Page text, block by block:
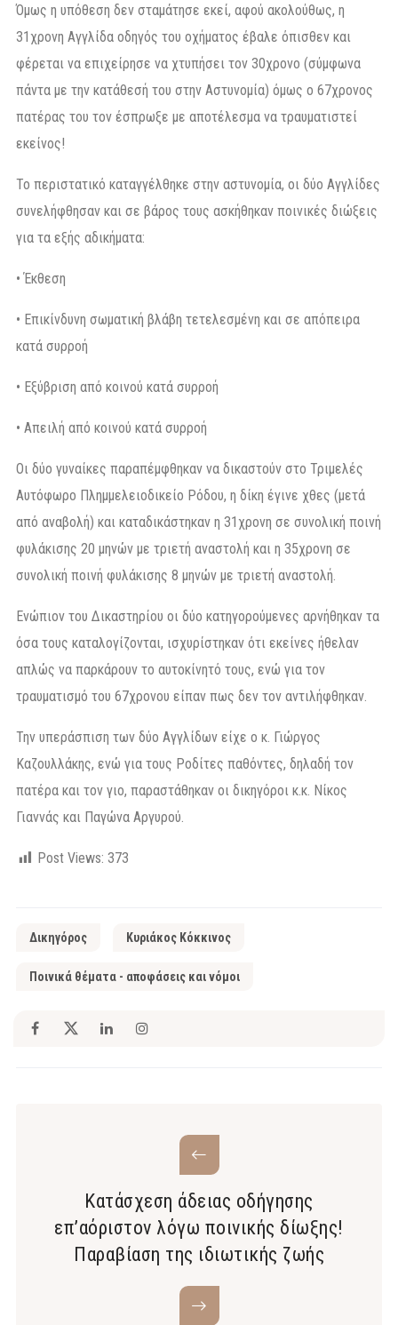
Όμως η υπόθεση δεν σταμάτησε εκεί, αφού ακολούθως, η
31χρονη Αγγλίδα οδηγός του οχήματος έβαλε όπισθεν και
φέρεται να επιχείρησε να χτυπήσει τον 30χρονο (σύμφωνα
πάντα με την κατάθεσή του στην Αστυνομία) όμως ο 67χρονος
πατέρας του τον έσπρωξε με αποτέλεσμα να τραυματιστεί
εκείνος!
Το περιστατικό καταγγέλθηκε στην αστυνομία, οι δύο Αγγλίδες
συνελήφθησαν και σε βάρος τους ασκήθηκαν ποινικές διώξεις
για τα εξής αδικήματα:
• Έκθεση
• Επικίνδυνη σωματική βλάβη τετελεσμένη και σε απόπειρα
κατά συρροή
• Εξύβριση από κοινού κατά συρροή
• Απειλή από κοινού κατά συρροή
Οι δύο γυναίκες παραπέμφθηκαν να δικαστούν στο Τριμελές
Αυτόφωρο Πλημμελειοδικείο Ρόδου, η δίκη έγινε χθες (μετά
από αναβολή) και καταδικάστηκαν η 31χρονη σε συνολική ποινή
φυλάκισης 20 μηνών με τριετή αναστολή και η 35χρονη σε
συνολική ποινή φυλάκισης 8 μηνών με τριετή αναστολή.
Ενώπιον του Δικαστηρίου οι δύο κατηγορούμενες αρνήθηκαν τα
όσα τους καταλογίζονται, ισχυρίστηκαν ότι εκείνες ήθελαν
απλώς να παρκάρουν το αυτοκίνητό τους, ενώ για τον
τραυματισμό του 67χρονου είπαν πως δεν τον αντιλήφθηκαν.
Την υπεράσπιση των δύο Αγγλίδων είχε ο κ. Γιώργος
Καζουλλάκης, ενώ για τους Ροδίτες παθόντες, δηλαδή τον
πατέρα και τον γιο, παραστάθηκαν οι δικηγόροι κ.κ. Νίκος
Γιαννάς και Παγώνα Αργυρού.
Post Views: 373
Δικηγόρος Κυριάκος Κόκκινος
Ποινικά θέματα - αποφάσεις και νόμοι
Κατάσχεση άδειας οδήγησης
επ’αόριστον λόγω ποινικής δίωξης!
Παραβίαση της ιδιωτικής ζωής